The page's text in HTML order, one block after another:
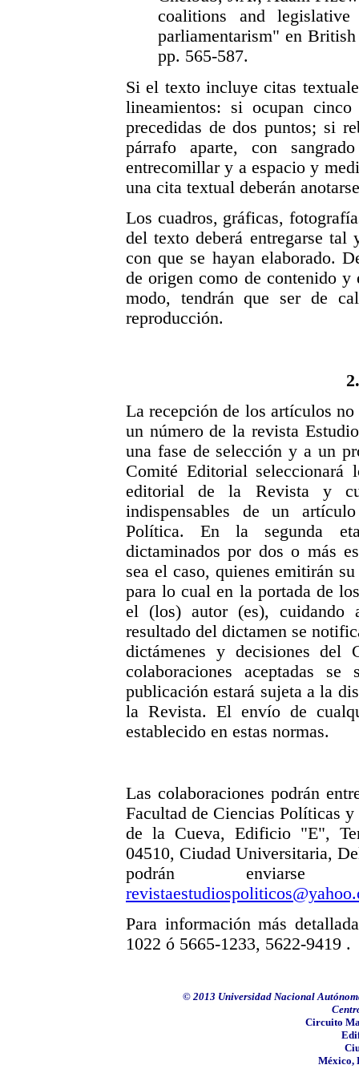
coalitions and legislative
parliamentarism" en
pp. 565-587.
Si el texto incluye citas
lineamientos: si ocupan
precedidas de dos puntos; si
párrafo aparte, con
entrecomillar y a espacio y
una cita textual deberán
Los cuadros, gráficas,
del texto deberá entregarse
con que se hayan elaborado.
de origen como de contenido y
modo, tendrán que ser de
reproducción.
La recepción de los artículos
un número de la revista
una fase de selección y a un
Comité Editorial seleccionará
editorial de la Revista y
indispensables de un
Política. En la segunda
dictaminados por dos o más
sea el caso, quienes emitirán
para lo cual en la portada de
el (los) autor (es), cuidando
resultado del dictamen se
dictámenes y decisiones del
colaboraciones aceptadas
publicación estará sujeta a la
la Revista. El envío de
establecido en estas normas.
Las colaboraciones podrán
Facultad de Ciencias Políticas
de la Cueva, Edificio "E",
04510, Ciudad Universitaria,
podrán
Para información más
1022 ó 5665-1233, 5622-9419 .
© 2013 Universidad Nacional
Circuito
México,